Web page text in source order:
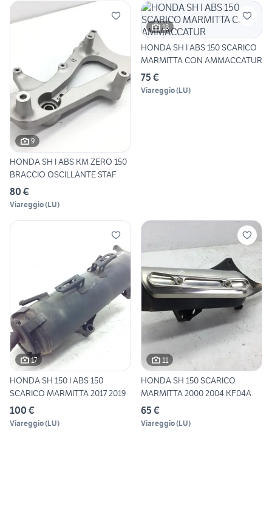
9
HONDA SH I ABS KM ZERO 150
BRACCIO OSCILLANTE STAF
80 €
Viareggio(LU)
18
HONDA SH I ABS 150 SCARICO
MARMITTA CON AMMACCATUR
75 €
Viareggio(LU)
17
HONDA SH 150 I ABS 150
SCARICO MARMITTA 2017 2019
100 €
Viareggio(LU)
11
HONDA SH 150 SCARICO
MARMITTA 2000 2004 KF04A
65 €
Viareggio(LU)